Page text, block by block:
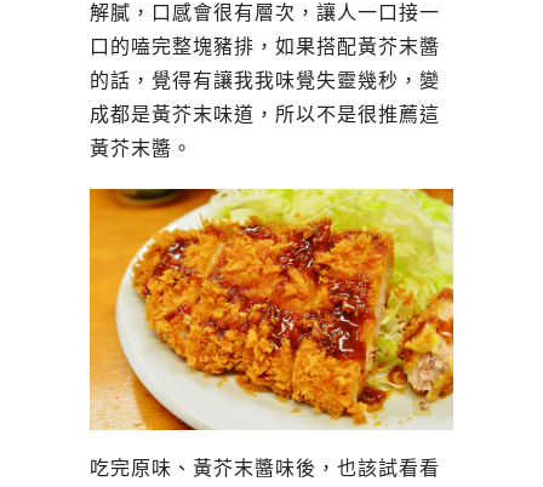
解膩，口感會很有層次，讓人一口接一
口的嗑完整塊豬排，如果搭配黃芥末醬
的話，覺得有讓我我味覺失靈幾秒，變
成都是黃芥末味道，所以不是很推薦這
黃芥末醬。
吃完原味、黃芥末醬味後，也該試看看